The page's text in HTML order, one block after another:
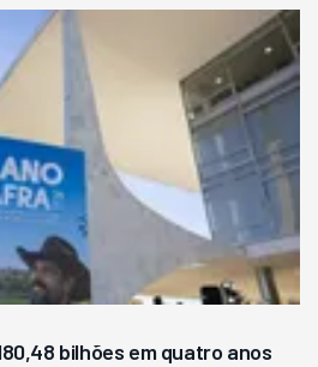
bilhões em quatro anos